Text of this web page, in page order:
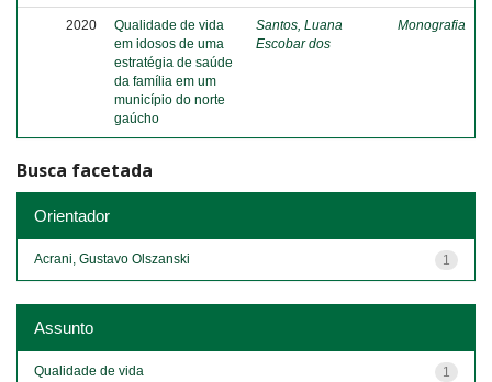
2020
Qualidade de vida
em idosos de uma
estratégia de saúde
da família em um
município do norte
gaúcho
Santos, Luana
Escobar dos
Monografia
Busca facetada
Orientador
1
Acrani, Gustavo Olszanski
Assunto
1
Qualidade de vida